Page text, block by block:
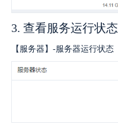
IT互联网行业
3. 查看服务运行状态
【服务器】-服务器运行状态